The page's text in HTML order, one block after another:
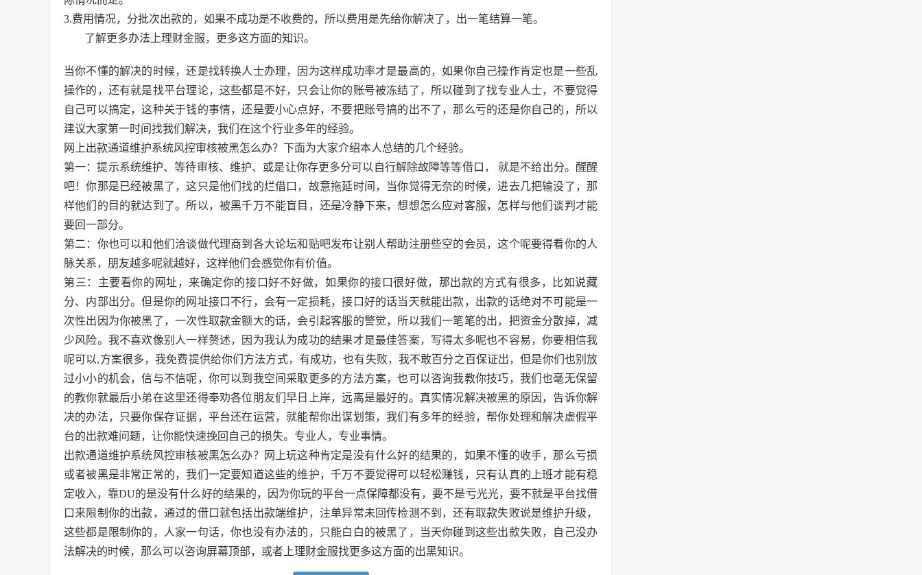
3.费用情况，分批次出款的，如果不成功是不收费的，所以费用是先给你解决了，出一笔结算一笔。
了解更多办法上理财金服，更多这方面的知识。
当你不懂的解决的时候，还是找转换人士办理，因为这样成功率才是最高的，如果你自己操作肯定也是一些乱
操作的，还有就是找平台理论，这些都是不好，只会让你的账号被冻结了，所以碰到了找专业人士，不要觉得
自己可以搞定，这种关于钱的事情，还是要小心点好，不要把账号搞的出不了，那么亏的还是你自己的，所以
建议大家第一时间找我们解决，我们在这个行业多年的经验。
网上出款通道维护系统风控审核被黑怎么办？下面为大家介绍本人总结的几个经验。
第一：提示系统维护、等待审核、维护、或是让你存更多分可以自行解除故障等等借口， 就是不给出分。醒醒
吧！你那是已经被黑了，这只是他们找的烂借口，故意拖延时间，当你觉得无奈的时候，进去几把输没了，那
样他们的目的就达到了。所以，被黑千万不能盲目，还是冷静下来，想想怎么应对客服，怎样与他们谈判才能
要回一部分。
第二：你也可以和他们洽谈做代理商到各大论坛和贴吧发布让别人帮助注册些空的会员，这个呢要得看你的人
脉关系，朋友越多呢就越好，这样他们会感觉你有价值。
第三：主要看你的网址，来确定你的接口好不好做，如果你的接口很好做，那出款的方式有很多，比如说藏
分、内部出分。但是你的网址接口不行，会有一定损耗，接口好的话当天就能出款，出款的话绝对不可能是一
次性出因为你被黑了，一次性取款金额大的话，会引起客服的警觉，所以我们一笔笔的出，把资金分散掉，减
少风险。我不喜欢像别人一样赘述，因为我认为成功的结果才是最佳答案，写得太多呢也不容易，你要相信我
呢可以,方案很多，我免费提供给你们方法方式，有成功，也有失败，我不敢百分之百保证出，但是你们也别放
过小小的机会，信与不信呢，你可以到我空间采取更多的方法方案，也可以咨询我教你技巧，我们也毫无保留
的教你就最后小弟在这里还得奉劝各位朋友们早日上岸，远离是最好的。真实情况解决被黑的原因，告诉你解
决的办法，只要你保存证据，平台还在运营，就能帮你出谋划策，我们有多年的经验，帮你处理和解决虚假平
台的出款难问题，让你能快速挽回自己的损失。专业人，专业事情。
出款通道维护系统风控审核被黑怎么办？网上玩这种肯定是没有什么好的结果的，如果不懂的收手，那么亏损
或者被黑是非常正常的，我们一定要知道这些的维护，千万不要觉得可以轻松赚钱，只有认真的上班才能有稳
定收入，靠DU的是没有什么好的结果的，因为你玩的平台一点保障都没有，要不是亏光光，要不就是平台找借
口来限制你的出款，通过的借口就包括出款端维护，注单异常未回传检测不到，还有取款失败说是维护升级，
这些都是限制你的，人家一句话，你也没有办法的，只能白白的被黑了，当天你碰到这些出款失败，自己没办
法解决的时候，那么可以咨询屏幕顶部，或者上理财金服找更多这方面的出黑知识。